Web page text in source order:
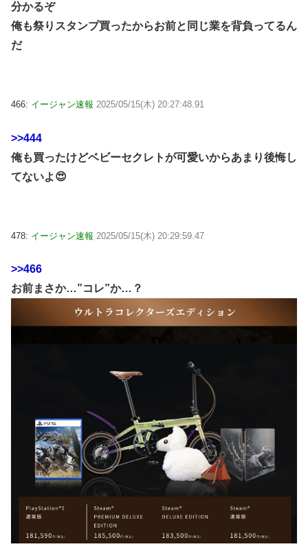
分かるぞ
俺も祭りスタンプ買ったからお前と同じ業を背負ってるん
だ
466: イージャン速報 2025/05/15(木) 20:27:48.91
>>444
俺も買ったけどベビーセクレトが可愛いからあまり後悔し
てないよ😍
478: イージャン速報 2025/05/15(木) 20:29:59.47
>>466
お前まさか…”コレ”か…？